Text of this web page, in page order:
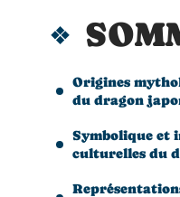
Origines
du dragon
Symbolique et
culturelles du